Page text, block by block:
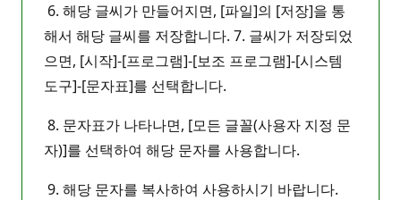
6. 해당 글씨가 만들어지면, [파일]의 [저장]을 통
해서 해당 글씨를 저장합니다. 7. 글씨가 저장되었
으면, [시작]-[프로그램]-[보조 프로그램]-[시스템
도구]-[문자표]를 선택합니다.
8. 문자표가 나타나면, [모든 글꼴(사용자 지정 문
자)]를 선택하여 해당 문자를 사용합니다.
9. 해당 문자를 복사하여 사용하시기 바랍니다.